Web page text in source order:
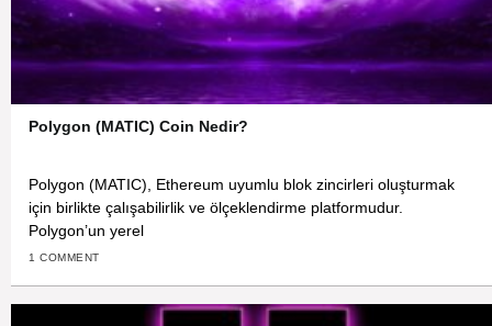
Polygon (MATIC) Coin Nedir?
Polygon (MATIC), Ethereum uyumlu blok zincirleri oluşturmak
için birlikte çalışabilirlik ve ölçeklendirme platformudur.
Polygon’un yerel
1 COMMENT